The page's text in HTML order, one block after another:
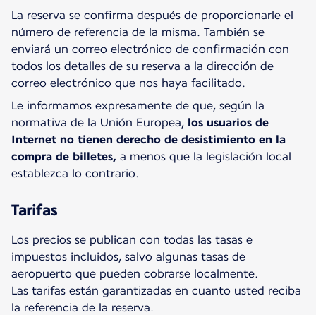
La reserva se confirma después de proporcionarle el
número de referencia de la misma. También se
enviará un correo electrónico de confirmación con
todos los detalles de su reserva a la dirección de
correo electrónico que nos haya facilitado.
Le informamos expresamente de que, según la
normativa de la Unión Europea, los usuarios de
Internet no tienen derecho de desistimiento en la
compra de billetes, a menos que la legislación local
establezca lo contrario.
Tarifas
Los precios se publican con todas las tasas e
impuestos incluidos, salvo algunas tasas de
aeropuerto que pueden cobrarse localmente.
Las tarifas están garantizadas en cuanto usted reciba
la referencia de la reserva.